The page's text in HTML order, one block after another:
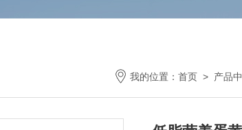
我的位置： 首页 > 产品